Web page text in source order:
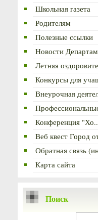
Школьная газета
Родителям
Полезные ссылки
Новости
Летняя
Конкурсы для
Внеурочная
Конференция
Веб квест Город
Обратная связь
Карта сайта
Поиск